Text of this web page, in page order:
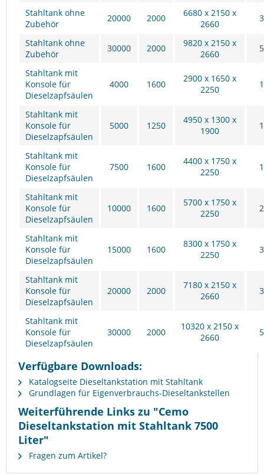
Stahltank ohne
Zubehör
20000 2000
6680 x 2150 x
2660
Stahltank ohne
Zubehör
30000 2000
9820 x 2150 x
2660
Stahltank mit
Konsole für
Dieselzapfsäulen
4000 1600
2900 x 1650 x
2250
Stahltank mit
Konsole für
Dieselzapfsäulen
5000 1250
4950 x 1300 x
1900
Stahltank mit
Konsole für
Dieselzapfsäulen
7500 1600
4400 x 1750 x
2250
Stahltank mit
Konsole für
Dieselzapfsäulen
10000 1600
5700 x 1750 x
2250
Stahltank mit
Konsole für
Dieselzapfsäulen
15000 1600
8300 x 1750 x
2250
Stahltank mit
Konsole für
Dieselzapfsäulen
20000 2000
7180 x 2150 x
2660
Stahltank mit
Konsole für
Dieselzapfsäulen
30000 2000
10320 x 2150 x
2660
Verfügbare Downloads:
Katalogseite Dieseltankstation mit Stahltank
Grundlagen für Eigenverbrauchs-Dieseltankstellen
Weiterführende Links zu "Cemo
Dieseltankstation mit Stahltank 7500
Liter"
Fragen zum Artikel?